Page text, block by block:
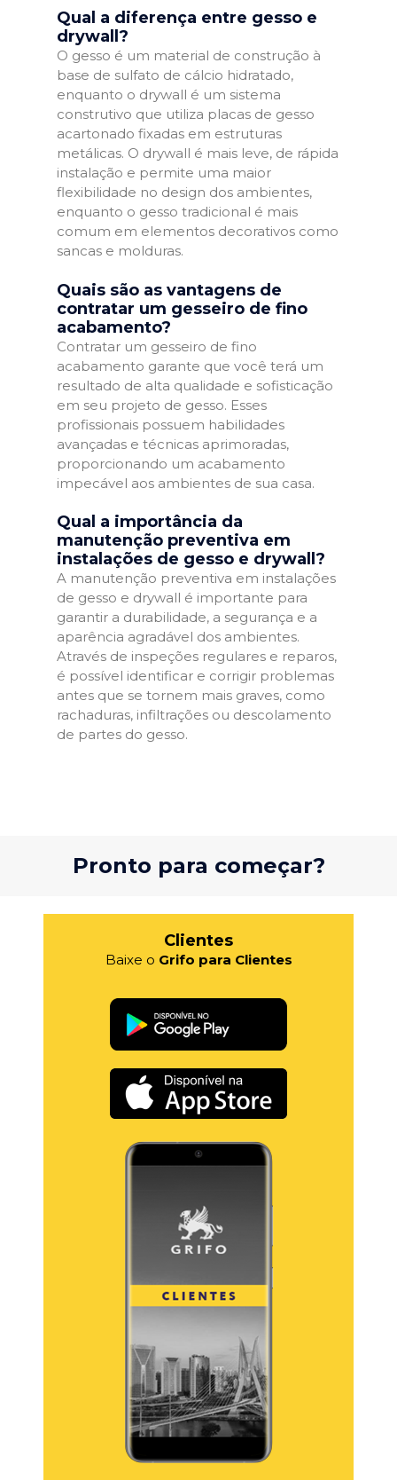
Qual a diferença entre gesso e
drywall?
O gesso é um material de construção à
base de sulfato de cálcio hidratado,
enquanto o drywall é um sistema
construtivo que utiliza placas de gesso
acartonado fixadas em estruturas
metálicas. O drywall é mais leve, de rápida
instalação e permite uma maior
flexibilidade no design dos ambientes,
enquanto o gesso tradicional é mais
comum em elementos decorativos como
sancas e molduras.
Quais são as vantagens de
contratar um gesseiro de fino
acabamento?
Contratar um gesseiro de fino
acabamento garante que você terá um
resultado de alta qualidade e sofisticação
em seu projeto de gesso. Esses
profissionais possuem habilidades
avançadas e técnicas aprimoradas,
proporcionando um acabamento
impecável aos ambientes de sua casa.
Qual a importância da
manutenção preventiva em
instalações de gesso e drywall?
A manutenção preventiva em instalações
de gesso e drywall é importante para
garantir a durabilidade, a segurança e a
aparência agradável dos ambientes.
Através de inspeções regulares e reparos,
é possível identificar e corrigir problemas
antes que se tornem mais graves, como
rachaduras, infiltrações ou descolamento
de partes do gesso.
Pronto para começar?
Clientes
Baixe o Grifo para Clientes